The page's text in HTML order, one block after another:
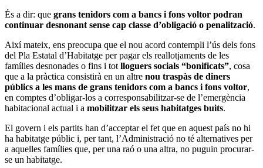
És a dir: que grans tenidors com a bancs i fons voltor podran
continuar desnonant sense cap classe d’obligació o penalització.
Així mateix, ens preocupa que el nou acord contempli l’ús dels fons
del Pla Estatal d’Habitatge per pagar els reallotjaments de les
famílies desnonades o fins i tot lloguers socials “bonificats”, cosa
que a la pràctica consistirà en un altre nou traspàs de diners
públics a les mans de grans tenidors com a bancs i fons voltor,
en comptes d’obligar-los a corresponsabilitzar-se de l’emergència
habitacional actual i a mobilitzar els seus habitatges buits.
El govern i els partits han d’acceptar el fet que en aquest país no hi
ha habitatge públic i, per tant, l’Administració no té alternatives per
a aquelles famílies que, per una raó o una altra, no puguin procurar-
se un habitatge.